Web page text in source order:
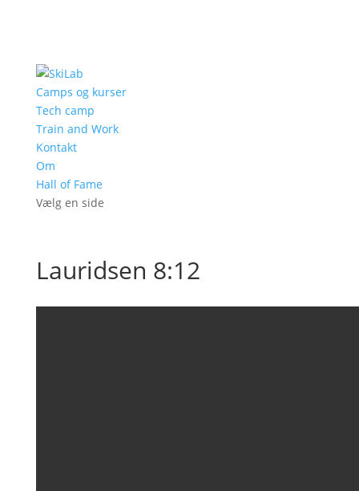
Camps og kurser
Tech camp
Train and Work
Kontakt
Om
Hall of Fame
Vælg en side
Lauridsen 8:12